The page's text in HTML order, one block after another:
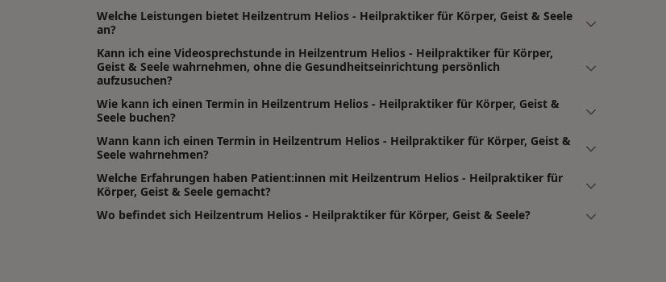
Welche Leistungen bietet Heilzentrum Helios - Heilpraktiker für Körper, Geist & Seele
an?
Kann ich eine Videosprechstunde in Heilzentrum Helios - Heilpraktiker für Körper,
Geist & Seele wahrnehmen, ohne die Gesundheitseinrichtung persönlich
aufzusuchen?
Wie kann ich einen Termin in Heilzentrum Helios - Heilpraktiker für Körper, Geist &
Seele buchen?
Wann kann ich einen Termin in Heilzentrum Helios - Heilpraktiker für Körper, Geist &
Seele wahrnehmen?
Welche Erfahrungen haben Patient:innen mit Heilzentrum Helios - Heilpraktiker für
Körper, Geist & Seele gemacht?
Wo befindet sich Heilzentrum Helios - Heilpraktiker für Körper, Geist & Seele?